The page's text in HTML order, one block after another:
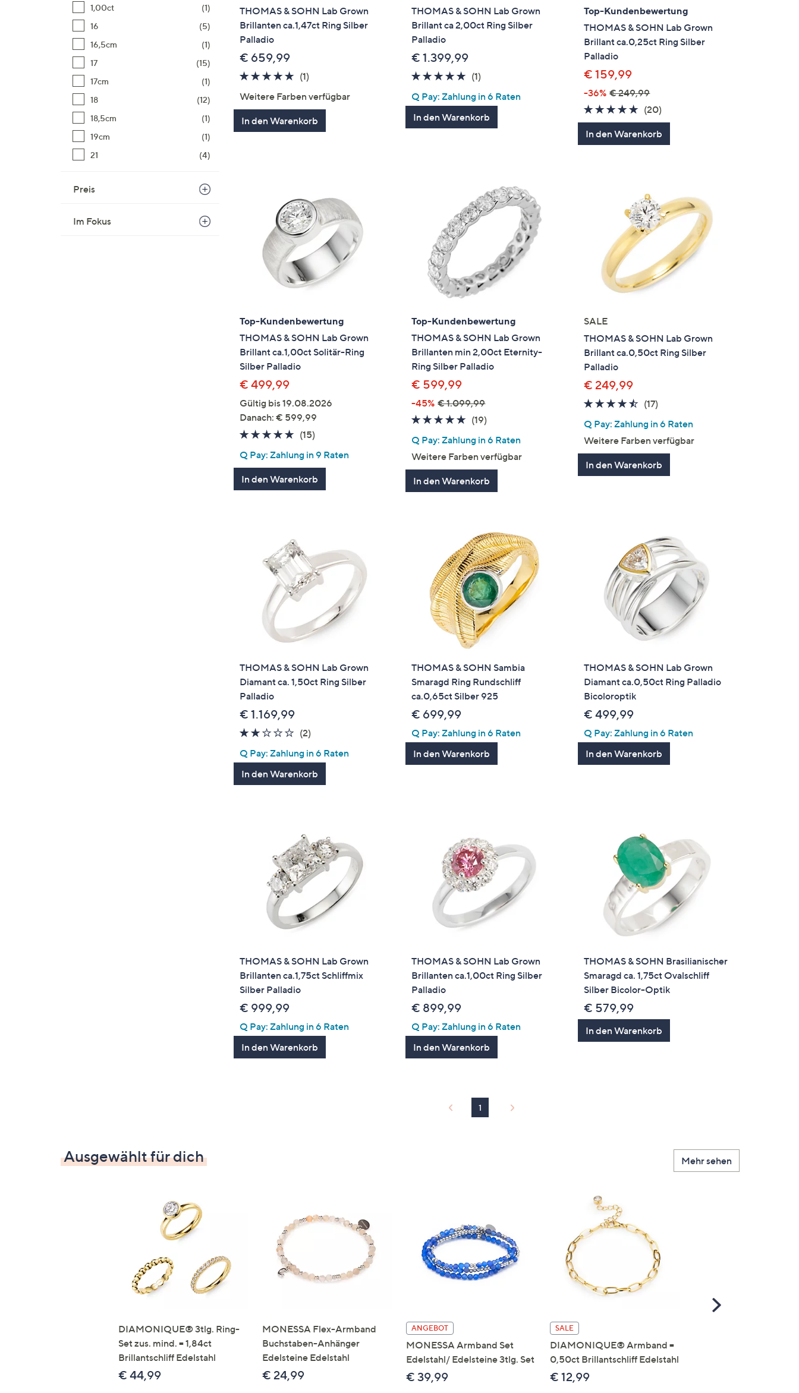
1,00ct
(1)
16
(5)
16,5cm
(1)
17
(15)
17cm
(1)
18
(12)
18,5cm
(1)
19cm
(1)
21
(4)
Preis
Im Fokus
THOMAS & SOHN Lab Grown
Brillanten ca.1,47ct Ring Silber
Palladio
€ 659,99
5.0
(1)1
Weitere Farben verfügbar
In den Warenkorb
THOMAS & SOHN Lab Grown
Brillant ca 2,00ct Ring Silber
Palladio
€ 1.399,99
5.0
5
(1)
Q Pay: Zahlung in 6 Raten
In den Warenkorb
Top-Kundenbewertung
THOMAS & SOHN Lab Grown
Brillant ca.0,25ct Ring Silber
Palladio
€ 159,99
-36% € 249,99
4.8
von
5
(20)
Bewertungen
In den Warenkorb
Top-Kundenbewertung
THOMAS & SOHN Lab Grown
Brillant ca.1,00ct Solitär-Ring
Silber Palladio
€ 499,99
Gültig bis 19.08.2026
Danach: € 599,99
4.7
5
(15)15
Q Pay: Zahlung in 9 Raten
In den Warenkorb
Top-Kundenbewertung
THOMAS & SOHN Lab Grown
Brillanten min 2,00ct Eternity-
Ring Silber Palladio
€ 599,99
-45% € 1.099,99
4.6
5
(19)
Q Pay: Zahlung in 6 Raten
Weitere Farben verfügbar
In den Warenkorb
SALE
THOMAS & SOHN Lab Grown
Brillant ca.0,50ct Ring Silber
Palladio
€ 249,99
4.4
5
(17)
Q Pay: Zahlung in 6 Raten
Weitere Farben verfügbar
In den Warenkorb
THOMAS & SOHN Lab Grown
Diamant ca. 1,50ct Ring Silber
Palladio
€ 1.169,99
2.0
5
(2)2
Q Pay: Zahlung in 6 Raten
In den Warenkorb
THOMAS & SOHN Sambia
Smaragd Ring Rundschliff
ca.0,65ct Silber 925
€ 699,99
Q Pay: Zahlung in 6 Raten
In den Warenkorb
THOMAS & SOHN Lab Grown
Diamant ca.0,50ct Ring Palladio
Bicoloroptik
€ 499,99
Q Pay: Zahlung in 6 Raten
In den Warenkorb
THOMAS & SOHN Lab Grown
Brillanten ca.1,75ct Schliffmix
Silber Palladio
€ 999,99
Q Pay: Zahlung in 6 Raten
In den Warenkorb
THOMAS & SOHN Lab Grown
Brillanten ca.1,00ct Ring Silber
Palladio
€ 899,99
Q Pay: Zahlung in 6 Raten
In den Warenkorb
THOMAS & SOHN Brasilianischer
Smaragd ca. 1,75ct Ovalschliff
Silber Bicolor-Optik
€ 579,99
In den Warenkorb
1
Ausgewählt für dich Mehr sehen
DIAMONIQUE® 3tlg. Ring-
Set zus. mind. = 1,84ct
Brillantschliff Edelstahl
€ 44,99
MONESSA Flex-Armband
Buchstaben-Anhänger
Edelsteine Edelstahl
€ 24,99
ANGEBOT
MONESSA Armband Set
Edelstahl/ Edelsteine 3tlg. Set
€ 39,99
SALE
DIAMONIQUE® Armband =
0,50ct Brillantschliff Edelstahl
€ 12,99
Scroll